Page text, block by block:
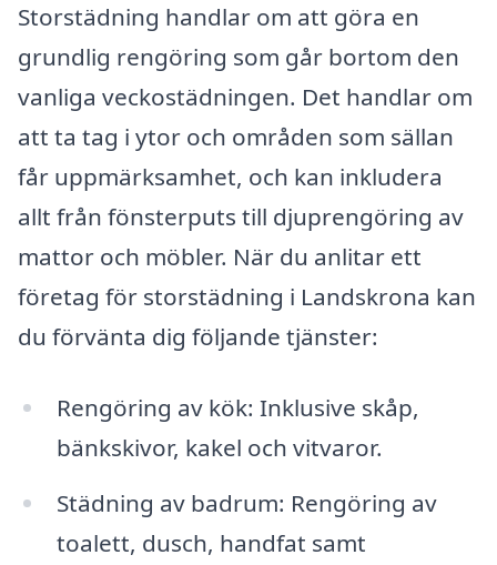
Storstädning handlar om att göra en
grundlig rengöring som går bortom den
vanliga veckostädningen. Det handlar om
att ta tag i ytor och områden som sällan
får uppmärksamhet, och kan inkludera
allt från fönsterputs till djuprengöring av
mattor och möbler. När du anlitar ett
företag för storstädning i Landskrona kan
du förvänta dig följande tjänster:
Rengöring av kök: Inklusive skåp,
bänkskivor, kakel och vitvaror.
Städning av badrum: Rengöring av
toalett, dusch, handfat samt